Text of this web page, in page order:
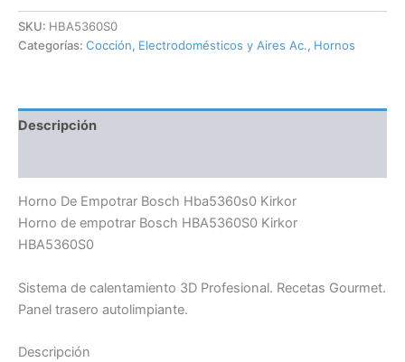
SKU: HBA5360S0
Categorías: Cocción, Electrodomésticos y Aires Ac., Hornos
Descripción
Horno De Empotrar Bosch Hba5360s0 Kirkor
Horno de empotrar Bosch HBA5360S0 Kirkor
HBA5360S0
Sistema de calentamiento 3D Profesional. Recetas Gourmet.
Panel trasero autolimpiante.
Descripción